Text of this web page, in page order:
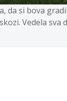
da si bova
Vedela